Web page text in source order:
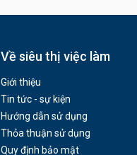
Về siêu thị việc làm
Giới thiệu
Tin tức - sự kiện
Hướng dẫn sử dụng
Thỏa thuận sử dụng
Quy định bảo mật